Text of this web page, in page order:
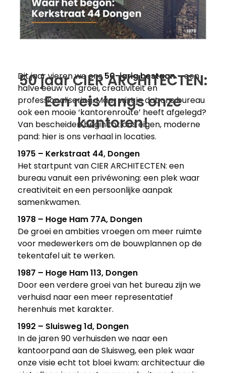
50 jaar CIER ARCHITECTEN:
Een reis langs onze
kantoren!
Dit jaar vieren we ons50-jarig bestaan– een
halve eeuw vol groei, creativiteit en
professionalisering. Maar wist je dat ons bureau
ook een mooie ‘kantorenroute’ heeft afgelegd?
Van bescheiden begin tot ons eigen, moderne
pand: hier is ons verhaal in locaties.
1975 – Kerkstraat 44, Dongen
Het startpunt van CIER ARCHITECTEN: een
bureau vanuit een privéwoning: een plek waar
creativiteit en een persoonlijke aanpak
samenkwamen.
1978 – Hoge Ham 77A, Dongen
De groei en ambities vroegen om meer ruimte
voor medewerkers om de bouwplannen op de
tekentafel uit te werken.
1987 – Hoge Ham 113, Dongen
Door een verdere groei van het bureau zijn we
verhuisd naar een meer representatief
herenhuis met karakter.
1992 – Sluisweg 1d, Dongen
In de jaren 90 verhuisden we naar een
kantoorpand aan de Sluisweg, een plek waar
onze visie echt tot bloei kwam: architectuur die